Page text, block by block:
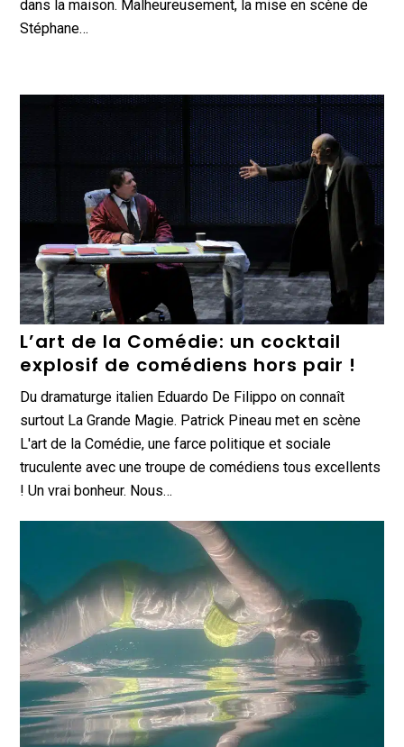
dans la maison. Malheureusement, la mise en scène de
Stéphane…
L’art de la Comédie: un cocktail
explosif de comédiens hors pair !
Du dramaturge italien Eduardo De Filippo on connaît
surtout La Grande Magie. Patrick Pineau met en scène
L'art de la Comédie, une farce politique et sociale
truculente avec une troupe de comédiens tous excellents
! Un vrai bonheur. Nous…